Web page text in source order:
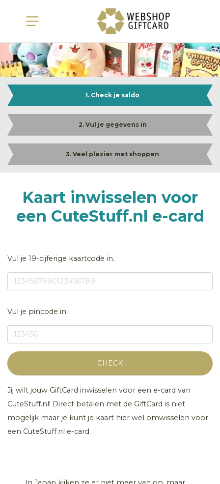
1. Check je saldo
2. Vul je gegevens in
3. Veel plezier met shoppen
Kaart inwisselen voor
een CuteStuff.nl e-card
Vul je 19-cijferige kaartcode in.
Vul je pincode in.
CHECK
Jij wilt jouw GiftCard inwisselen voor een e-card van
CuteStuff.nl! Direct betalen met de GiftCard is niet
mogelijk maar je kunt je kaart hier wel omwisselen voor
een CuteStuff.nl e-card.